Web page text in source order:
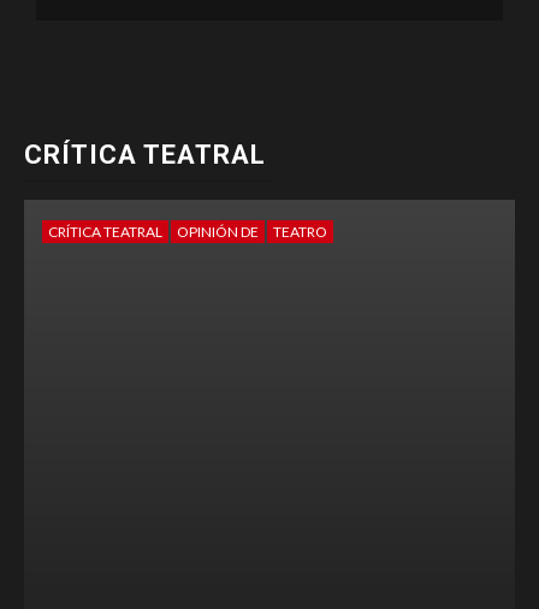
CRÍTICA TEATRAL
CRÍTICA TEATRAL OPINIÓN DE TEATRO